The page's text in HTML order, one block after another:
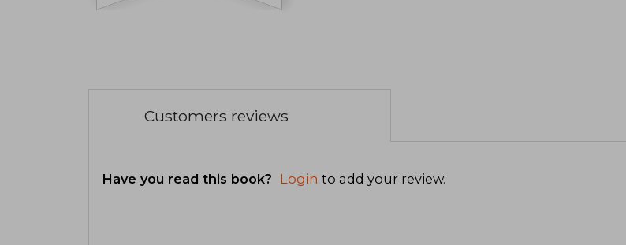
(2010), en colaboración
Studios, y la novela
Customers reviews
Have you read this book? Login to add your review.